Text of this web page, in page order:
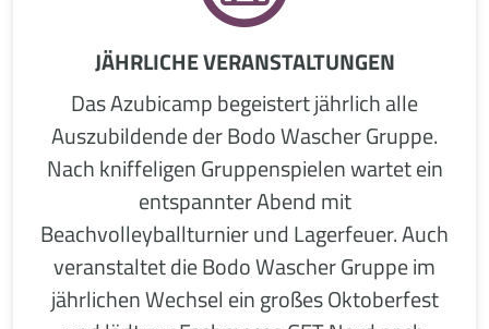
JÄHRLICHE VERANSTALTUNGEN
Das Azubicamp begeistert jährlich alle
Auszubildende der Bodo Wascher Gruppe.
Nach kniffeligen Gruppenspielen wartet ein
entspannter Abend mit
Beachvolleyballturnier und Lagerfeuer. Auch
veranstaltet die Bodo Wascher Gruppe im
jährlichen Wechsel ein großes Oktoberfest